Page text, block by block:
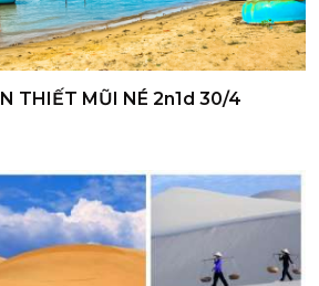
THIẾT MŨI NÉ 2n1d 30/4